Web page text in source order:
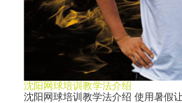
沈阳网球培训教学法介绍
沈阳网球培训教学法介绍 使用暑假